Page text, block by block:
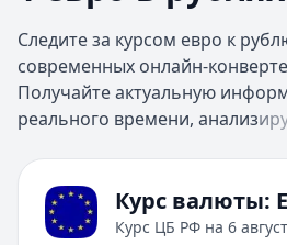
Следите за курсом евро к
современных онлайн-
Получайте актуальную
реального времени, анализ
Курс валюты:
Курс ЦБ РФ на 6